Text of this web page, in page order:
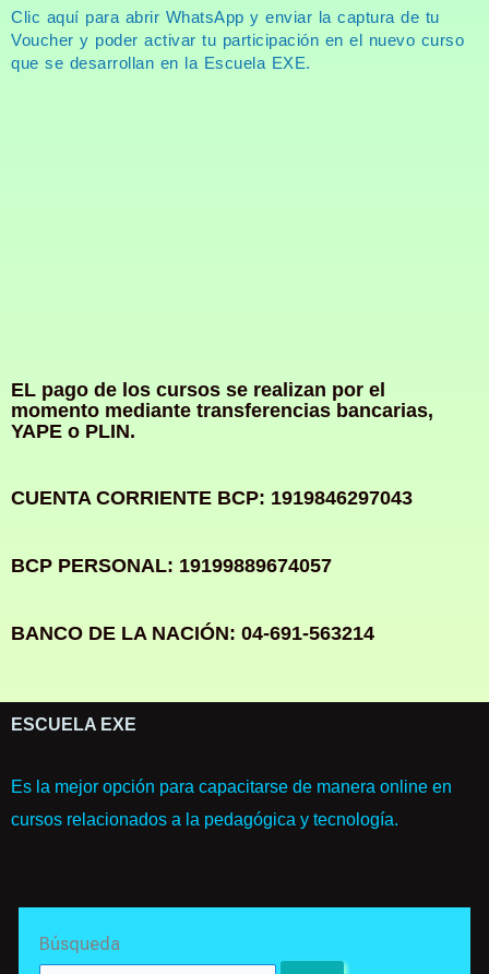
Clic aquí para abrir WhatsApp y enviar la captura de tu
Voucher y poder activar tu participación en el nuevo curso
que se desarrollan en la Escuela EXE.
EL pago de los cursos se realizan por el
momento mediante transferencias bancarias,
YAPE o PLIN.
CUENTA CORRIENTE BCP: 1919846297043
BCP PERSONAL: 19199889674057
BANCO DE LA NACIÓN: 04-691-563214
ESCUELA EXE
Es la mejor opción para capacitarse de manera online en
cursos relacionados a la pedagógica y tecnología.
Búsqueda
for: